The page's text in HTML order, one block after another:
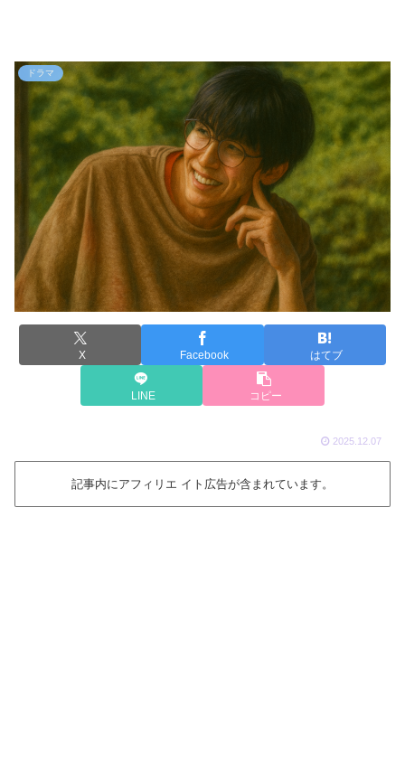
ドラマ
X Facebook はてブ
LINE コピー
2025.12.07
記事内にアフィリエ イト広告が含まれています。